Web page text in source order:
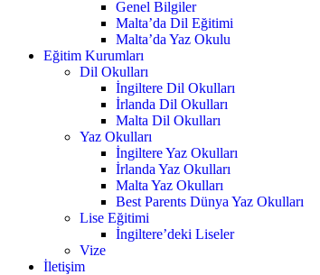
Genel Bilgiler
Malta’da Dil Eğitimi
Malta’da Yaz Okulu
Eğitim Kurumları
Dil Okulları
İngiltere Dil Okulları
İrlanda Dil Okulları
Malta Dil Okulları
Yaz Okulları
İngiltere Yaz Okulları
İrlanda Yaz Okulları
Malta Yaz Okulları
Best Parents Dünya Yaz Okulları
Lise Eğitimi
İngiltere’deki Liseler
Vize
İletişim